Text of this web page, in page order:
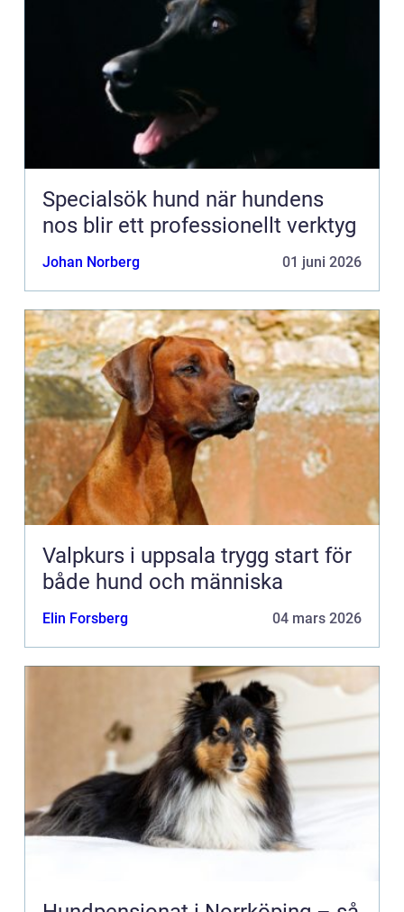
Specialsök hund när hundens
nos blir ett professionellt verktyg
Johan Norberg 01 juni 2026
Valpkurs i uppsala trygg start för
både hund och människa
Elin Forsberg 04 mars 2026